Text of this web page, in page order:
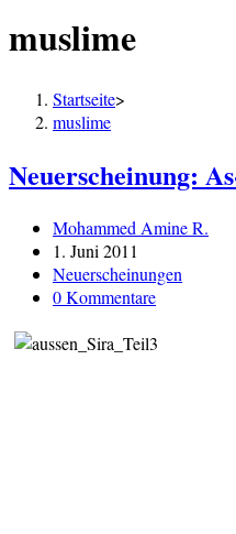
muslime
Startseite>
muslime
Neuerscheinung:
Beitrags-
Autor:
Mohammed Amine R.
Beitrag
veröffentlicht:
1. Juni 2011
Beitrags-
Kategorie:
Neuerscheinungen
Beitrags-
0 Kommentare